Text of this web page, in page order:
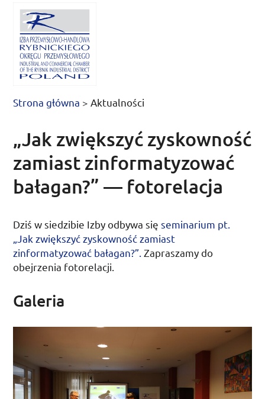
Strona główna > Aktualności
„Jak zwiększyć zyskowność
zamiast zinformatyzować
bałagan?” — fotorelacja
Dziś w siedzibie Izby odbywa sięseminarium pt.
„Jak zwiększyć zyskowność zamiast
zinformatyzować bałagan?”. Zapraszamy do
obejrzenia fotorelacji.
Galeria